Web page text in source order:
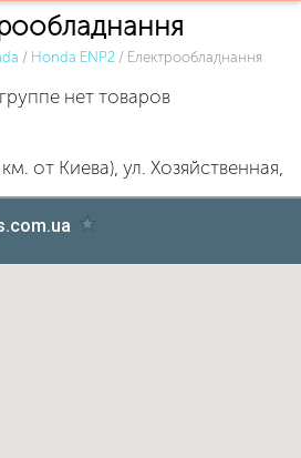
/ Honda ENР2 / Електрообладнання
нет товаров
от Киева), ул. Хозяйственная,